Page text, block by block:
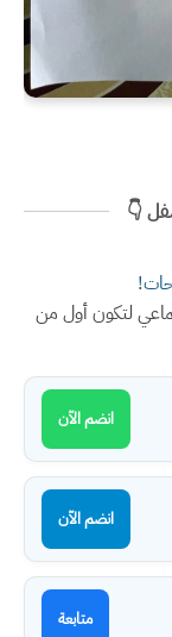
👇
لتكون أول من
انضم الآن
انضم الآن
متابعة